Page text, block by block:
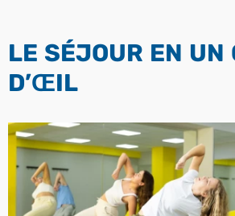
LE SÉJOUR EN UN
D’ŒIL